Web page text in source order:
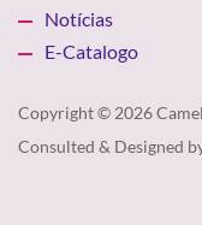
Notícias
E-Catalogo
Copyright © 2026
Consulted & Designed